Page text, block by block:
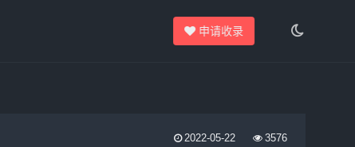
申请收录
2022-05-22 3576